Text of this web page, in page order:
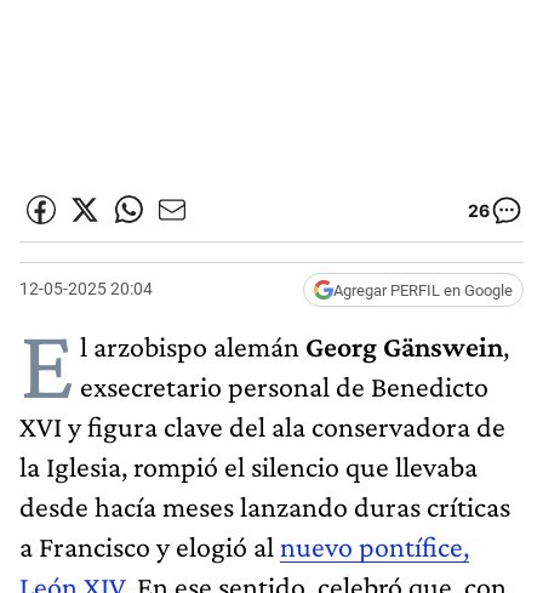
26
12-05-2025 20:04 Agregar PERFIL en Google
E l arzobispo alemán Georg Gänswein,
exsecretario personal de Benedicto
XVI y figura clave del ala conservadora de
la Iglesia, rompió el silencio que llevaba
desde hacía meses lanzando duras críticas
a Francisco y elogió al nuevo pontífice,
León XIV. En ese sentido, celebró que, con